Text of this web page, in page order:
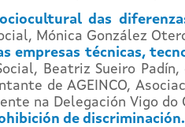
das
Mónica González
empresas técnicas,
Beatriz Sueiro
de AGEINCO,
na Delegación Vigo
de